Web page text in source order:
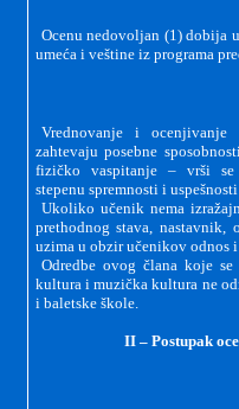
Ocenu nedovoljan (1) dobija
umeća i veštine iz programa
Vrednovanje i
zahtevaju posebne
fizičko vaspitanje – vrši se
stepenu spremnosti i
Ukoliko učenik nema
prethodnog stava,
uzima u obzir učenikov odnos
Odredbe ovog člana koje
kultura i muzička kultura ne
i baletske škole.
II – Postupak